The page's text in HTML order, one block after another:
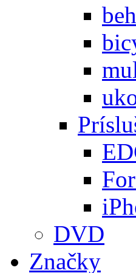
DVD
Značky